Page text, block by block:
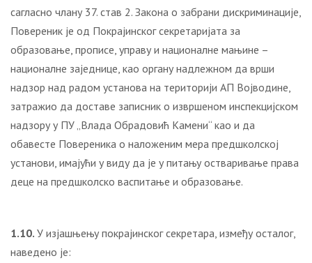
сагласно члану 37. став 2. Закона о забрани дискриминације,
Повереник је од Покрајинског секретаријата за
образовање, прописе, управу и националне мањине –
националне заједнице, као органу надлежном да врши
надзор над радом установа на територији АП Војводине,
затражио да доставе записник о извршеном инспекцијском
надзору у ПУ „Влада Обрадовић Камени“ као и да
обавесте Повереника о наложеним мера предшколској
установи, имајући у виду да је у питању остваривање права
деце на предшколско васпитање и образовање.
1.10. У изјашњењу покрајинског секретара, између осталог,
наведено је: